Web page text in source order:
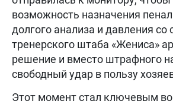
возможность назначения
долгого анализа и давления со
тренерского штаба «Жениса»
решение и вместо штрафного
свободный удар в пользу
Этот момент стал ключевым